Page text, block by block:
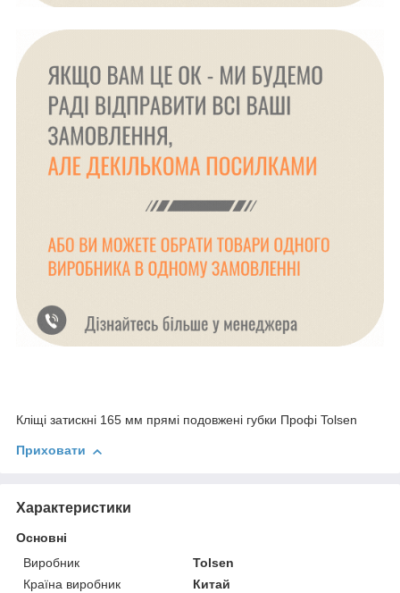
Кліщі затискні 165 мм прямі подовжені губки Профі Tolsen
Приховати
Характеристики
Основні
Виробник
Tolsen
Країна виробник
Китай